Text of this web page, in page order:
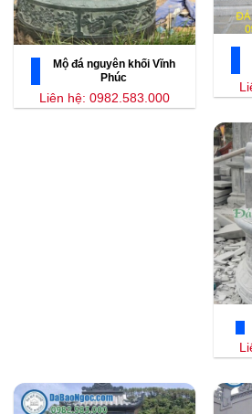
Mộ đá nguyên khối Vĩnh
Phúc
Liên hệ: 0982.583.000